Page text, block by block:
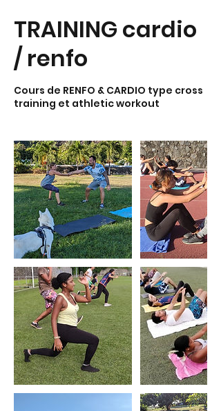
TRAINING cardio
/ renfo
Cours de RENFO & CARDIO type cross
training et athletic workout